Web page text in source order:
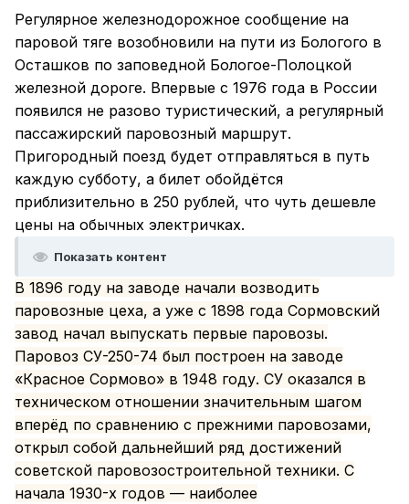
Регулярное железнодорожное сообщение на
паровой тяге возобновили на пути из Бологого в
Осташков по заповедной Бологое-Полоцкой
железной дороге. Впервые с 1976 года в России
появился не разово туристический, а регулярный
пассажирский паровозный маршрут.
Пригородный поезд будет отправляться в путь
каждую субботу, а билет обойдётся
приблизительно в 250 рублей, что чуть дешевле
цены на обычных электричках.
Показать контент
В 1896 году на заводе начали возводить
паровозные цеха, а уже с 1898 года Сормовский
завод начал выпускать первые паровозы.
Паровоз СУ-250-74 был построен на заводе
«Красное Сормово» в 1948 году. СУ оказался в
техническом отношении значительным шагом
вперёд по сравнению с прежними паровозами,
открыл собой дальнейший ряд достижений
советской паровозостроительной техники. С
начала 1930-х годов — наиболее